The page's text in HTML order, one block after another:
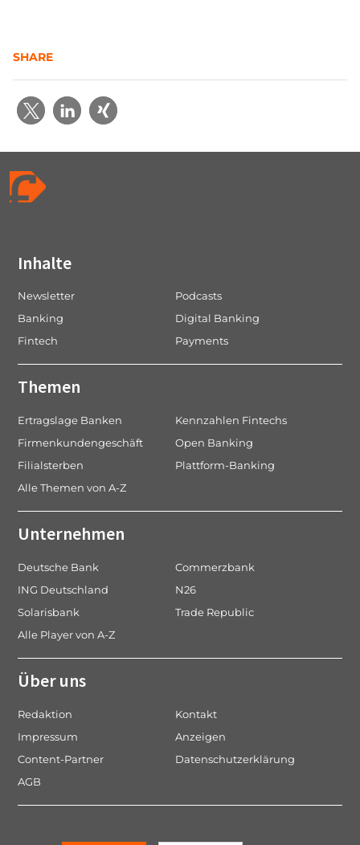
SHARE
Inhalte
Newsletter
Podcasts
Banking
Digital Banking
Fintech
Payments
Themen
Ertragslage Banken
Kennzahlen Fintechs
Firmenkundengeschäft
Open Banking
Filialsterben
Plattform-Banking
Alle Themen von A-Z
Unternehmen
Deutsche Bank
Commerzbank
ING Deutschland
N26
Solarisbank
Trade Republic
Alle Player von A-Z
Über uns
Redaktion
Kontakt
Impressum
Anzeigen
Content-Partner
Datenschutzerklärung
AGB